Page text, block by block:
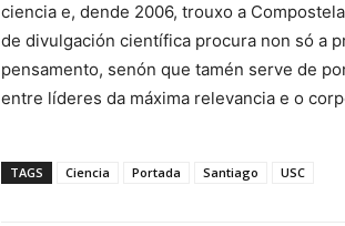
ciencia e, dende 2006, trouxo a
de divulgación científica procura non só a
pensamento, senón que tamén serve de
entre líderes da máxima relevancia e o
TAGS Ciencia Portada Santiago USC